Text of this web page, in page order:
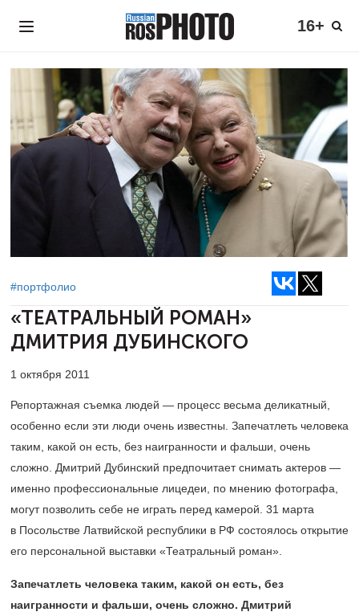
16+
#портфолио
«ТЕАТРАЛЬНЫЙ РОМАН»
ДМИТРИЯ ДУБИНСКОГО
1 октября 2011
Репортажная съемка людей — процесс весьма деликатный,
особенно если эти люди очень известны. Запечатлеть человека
таким, какой он есть, без наигранности и фальши, очень
сложно. Дмитрий Дубинский предпочитает снимать актеров —
именно профессиональные лицедеи, по мнению фотографа,
могут позволить себе не играть перед камерой. 31 марта
в Посольстве Латвийской республики в РФ состоялось открытие
его персональной выставки «Театральный роман».
Запечатлеть человека таким, какой он есть, без
наигранности и фальши, очень сложно. Дмитрий